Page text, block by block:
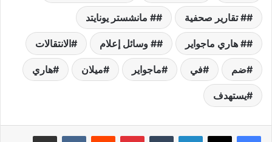
# تقارير صحفية # مانشستر يونايتد
# هاري ماجواير # وسائل إعلام الانتقالات
ضم في ماجواير ميلان هاري
يستهدف
لينكدإن بينتيريست مشاركة عبر البريد